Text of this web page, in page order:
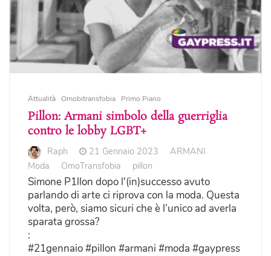
Attualità Omobitransfobia Primo Piano
Pillon: Armani simbolo della guerriglia
contro le lobby LGBT+
Raph 21 Gennaio 2023
ARMANI
Moda
OmoTransfobia pillon
Simone P1llon dopo l'(in)successo avuto
parlando di arte ci riprova con la moda. Questa
volta, però, siamo sicuri che è l’unico ad averla
sparata grossa?
:
#21gennaio #pillon #armani #moda #gaypress